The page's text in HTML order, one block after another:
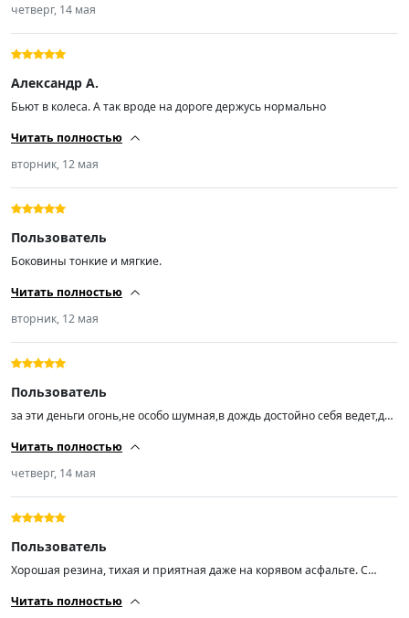
четверг, 14 мая
Александр А.
Бьют в колеса. А так вроде на дороге держусь нормально
Читать полностью
вторник, 12 мая
Пользователь
Боковины тонкие и мягкие.
Читать полностью
вторник, 12 мая
Пользователь
за эти деньги огонь,не особо шумная,в дождь достойно себя ведет,до
Читать полностью
четверг, 14 мая
Пользователь
Хорошая резина, тихая и приятная даже на корявом асфальте. С
уверенно.
Читать полностью